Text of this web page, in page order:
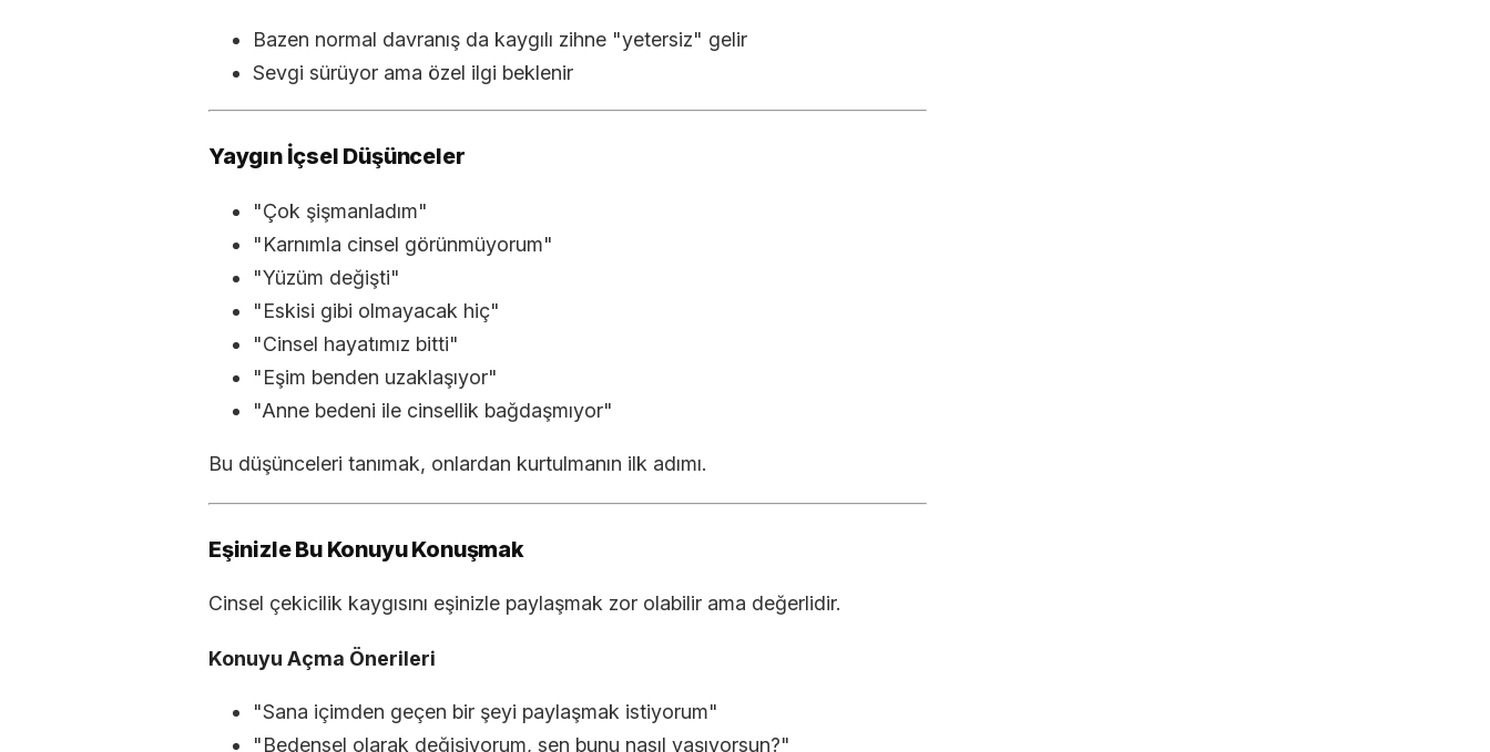
Bazen normal davranış da kaygılı zihne "yetersiz" gelir
Sevgi sürüyor ama özel ilgi beklenir
Yaygın İçsel Düşünceler
"Çok şişmanladım"
"Karnımla cinsel görünmüyorum"
"Yüzüm değişti"
"Eskisi gibi olmayacak hiç"
"Cinsel hayatımız bitti"
"Eşim benden uzaklaşıyor"
"Anne bedeni ile cinsellik bağdaşmıyor"
Bu düşünceleri tanımak, onlardan kurtulmanın ilk adımı.
Eşinizle Bu Konuyu Konuşmak
Cinsel çekicilik kaygısını eşinizle paylaşmak zor olabilir ama değerlidir.
Konuyu Açma Önerileri
"Sana içimden geçen bir şeyi paylaşmak istiyorum"
"Bedensel olarak değişiyorum, sen bunu nasıl yaşıyorsun?"